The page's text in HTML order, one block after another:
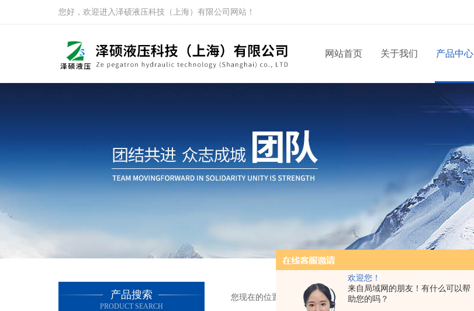
欢迎您！
来自局域网的朋友！有什么可以帮
助您的吗？
您好，欢迎进入泽硕液压科技（上海）有限公司网站！
网站首页 关于我们 产品中心
产品搜索
PRODUCT SEARCH
您现在的位置： 首页 > 产品中心